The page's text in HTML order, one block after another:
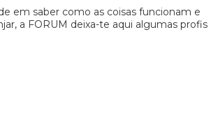
em saber como as coisas funcionam e
a FORUM deixa-te aqui algumas profis